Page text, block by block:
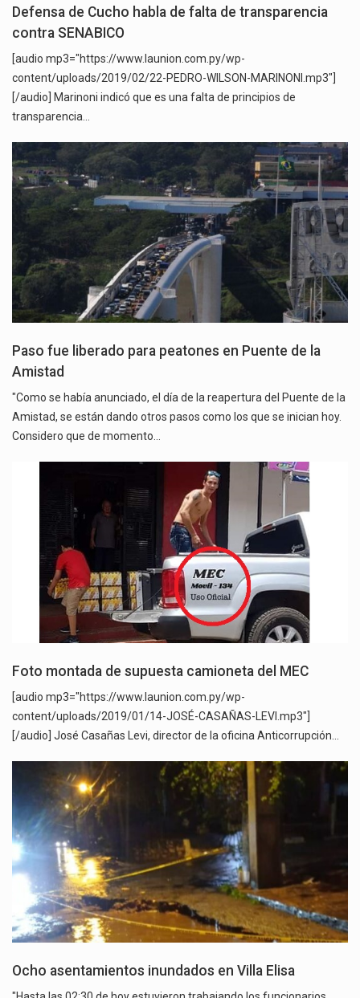
Defensa de Cucho habla de falta de transparencia
contra SENABICO
[audio mp3="https://www.launion.com.py/wp-
content/uploads/2019/02/22-PEDRO-WILSON-MARINONI.mp3"]
[/audio] Marinoni indicó que es una falta de principios de
transparencia…
Paso fue liberado para peatones en Puente de la
Amistad
"Como se había anunciado, el día de la reapertura del Puente de la
Amistad, se están dando otros pasos como los que se inician hoy.
Considero que de momento…
Foto montada de supuesta camioneta del MEC
[audio mp3="https://www.launion.com.py/wp-
content/uploads/2019/01/14-JOSÉ-CASAÑAS-LEVI.mp3"]
[/audio] José Casañas Levi, director de la oficina Anticorrupción…
Ocho asentamientos inundados en Villa Elisa